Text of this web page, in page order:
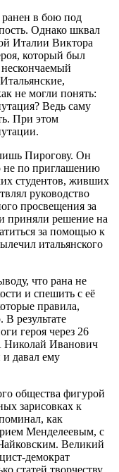
ранен в бою под
Однако шквал
Италии Виктора
который был
не могли понять:
Ведь саму
При этом
Пирогову. Он
не по приглашению
студентов, живших
руководство
просвещения за
приняли решение на
за помощью к
итальянского
что рана не
и спешить с её
правила,
результате
героя через 26
Николай Иванович
и давал ему
общества фигурой
зарисовках к
как
Менделеевым, с
Великий
демократ
статей творчеству